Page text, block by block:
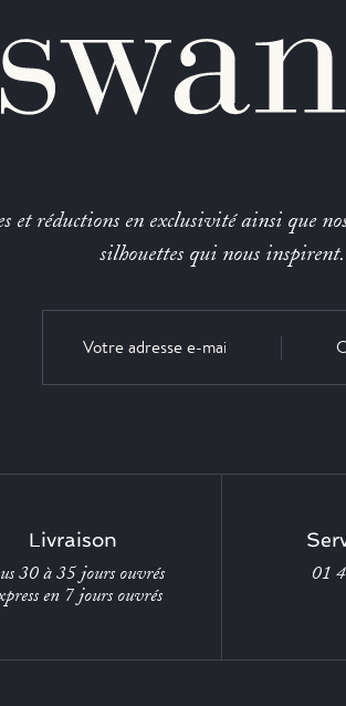
et réductions en exclusivité ainsi que
silhouettes qui nous inspirent.
Livraison
30 à 35 jours ouvrés
en 7 jours ouvrés
01